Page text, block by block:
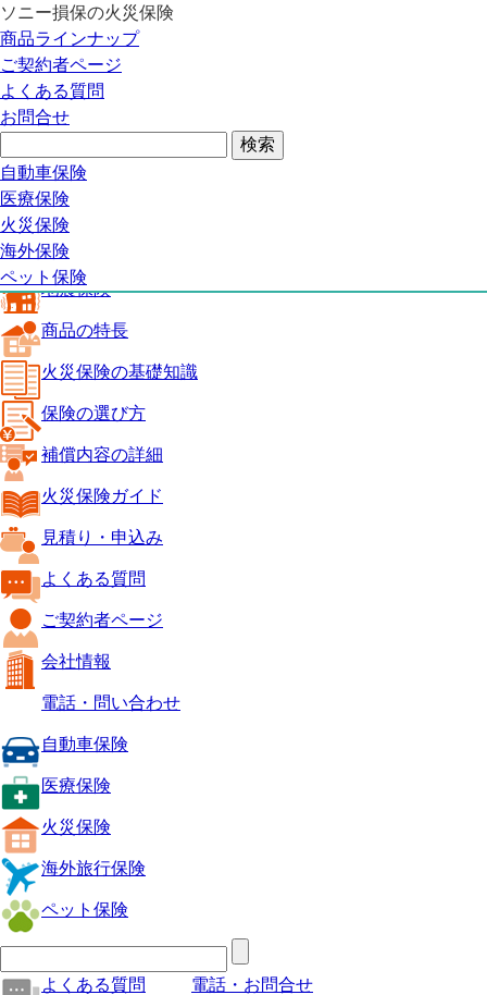
ソニー損保の火災保険
商品ラインナップ
ご契約者ページ
よくある質問
お問合せ
自動車保険
医療保険
火災保険
海外保険
ペット保険
火災保険トップ
地震保険
商品の特長
火災保険の基礎知識
保険の選び方
火災保険ガイド
見積り・申込み
よくある質問
火災保険トップ
地震保険
商品の特長
火災保険の基礎知識
保険の選び方
補償内容の詳細
火災保険ガイド
見積り・申込み
よくある質問
ご契約者ページ
会社情報
電話・問い合わせ
自動車保険
医療保険
火災保険
海外旅行保険
ペット保険
よくある質問 電話・お問合せ